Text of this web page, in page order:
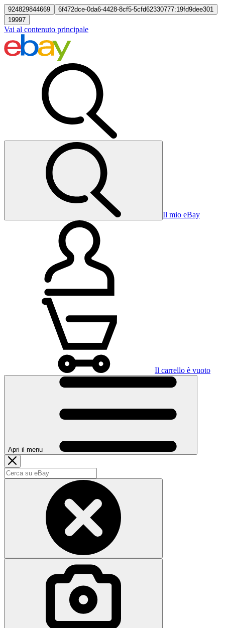
924829844669
6f472dce-0da6-4428-8cf5-5cfd62330777:19fd9dee301
19997
Vai al contenuto principale
Il mio eBay
Il carrello è vuoto
Apri il menu